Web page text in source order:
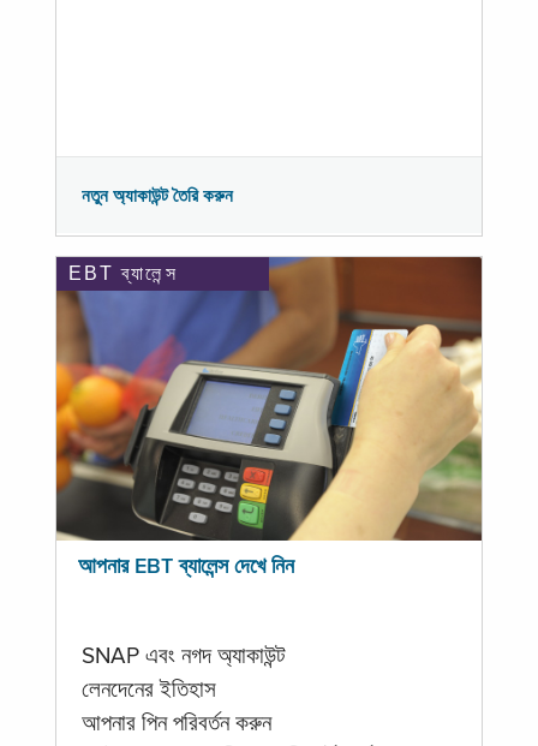
নতুন অ্যাকাউন্ট তৈরি করুন
EBT ব্যালেন্স
আপনার EBT ব্যালেন্স দেখে নিন
SNAP এবং নগদ অ্যাকাউন্ট
লেনদেনের ইতিহাস
আপনার পিন পরিবর্তন করুন